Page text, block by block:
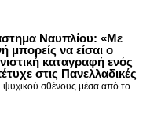
Ναυπλίου: «Με
μπορείς να είσαι ο
καταγραφή ενός
στις Πανελλαδικές
ψυχικού σθένους μέσα από το